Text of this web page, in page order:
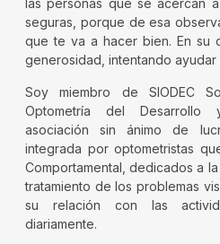
las personas que se acercan
seguras, porque de esa
que te va a hacer bien. En su
generosidad, intentando ayudar
Soy miembro de SIODEC
Optometría del Desarrollo
asociación sin ánimo de
integrada por optometristas
Comportamental, dedicados a
tratamiento de los problemas
su relación con las
diariamente.